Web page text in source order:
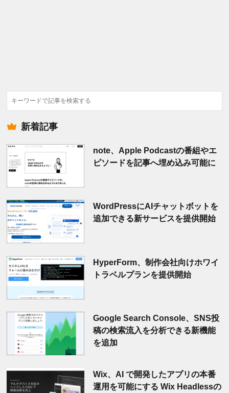
検
索
新着記事
note、Apple Podcastの番組やエ
ピソードを記事へ埋め込み可能に
WordPressにAIチャットボットを
追加できる新サービスを提供開始
HyperForm、制作会社向けホワイ
トラベルプランを提供開始
Google Search Console、SNS投
稿の検索流入を分析できる新機能
を追加
Wix、AI で開発したアプリの本番
運用を可能にする Wix Headlessの